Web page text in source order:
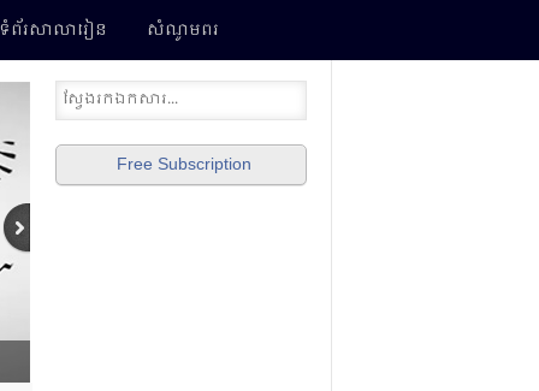
ព័រ​សាលារៀន សំណូមពរ
Free Subscription